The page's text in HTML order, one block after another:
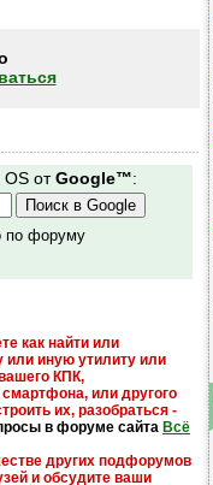
OS отGoogle™:
по форуму
как найти или
или иную утилиту или
КПК,
или другого
их, разобраться -
в форуме сайта Всё
других подфорумов
и обсудите ваши